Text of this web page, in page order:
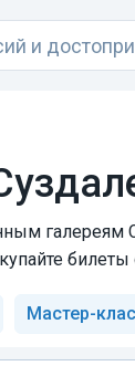
галереям
билеты
Мастер-